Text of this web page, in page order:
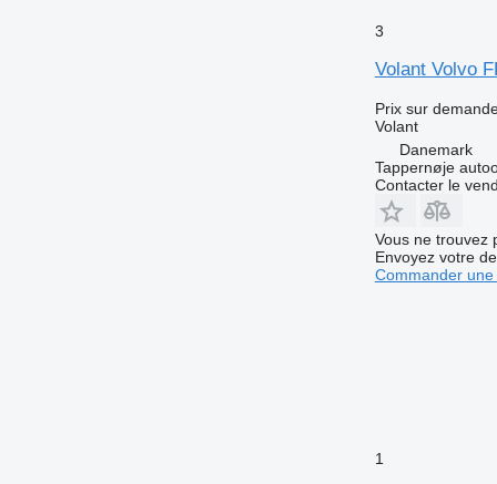
3
Volant Volvo
Prix sur
Volant
Danemark
Tappernøje
Contacter le
Vous ne trouvez
Envoyez votre
Commander
1